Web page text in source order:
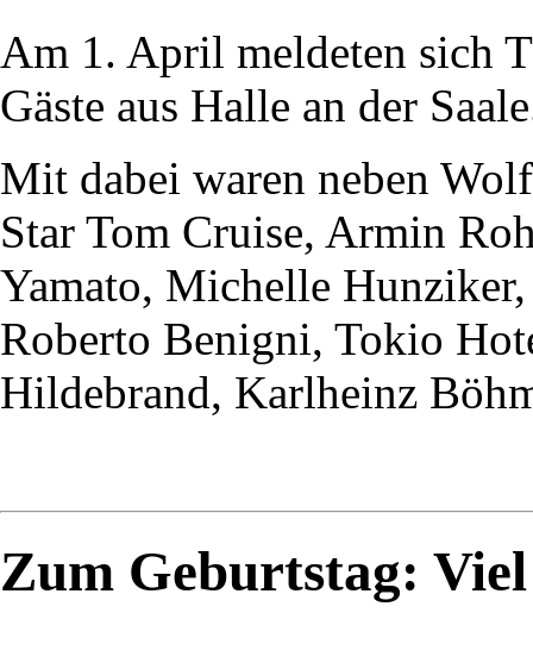
Am 1. April meldeten sich
Gäste aus Halle an der
Mit dabei waren neben
Star Tom Cruise, Armin
Yamato, Michelle Hunziker,
Roberto Benigni, Tokio
Hildebrand, Karlheinz
Zum Geburtstag: